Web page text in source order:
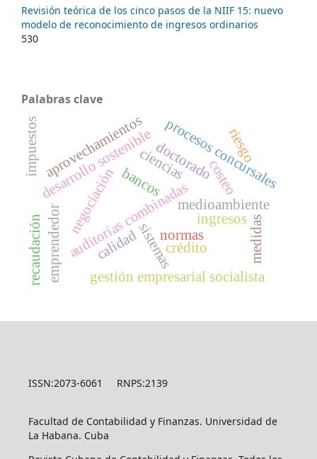
Revisión teórica de los cinco pasos de la NIIF 15: nuevo
modelo de reconocimiento de ingresos ordinarios
530
Palabras clave
auditorías combinadas
sistemasnormas
bancos
desarrollo sostenible
medioambiente
gestión empresarial socialista
procesos concursales
negociación
emprendedor calidad
ciencias
doctorado
aprovechamientos
impuestos
ingresos
recaudación medidas
costeo
crédito
riesgo
ISSN:2073-6061 RNPS:2139
Facultad de Contabilidad y Finanzas. Universidad de
La Habana. Cuba